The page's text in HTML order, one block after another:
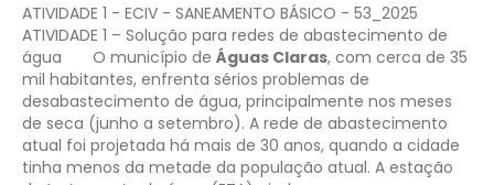
ATIVIDADE 1 - ECIV - SANEAMENTO BÁSICO - 53_2025
ATIVIDADE 1 – Solução para redes de abastecimento de
água
O município de Águas Claras, com cerca de 35
mil habitantes, enfrenta sérios problemas de
desabastecimento de água, principalmente nos meses
de seca (junho a setembro). A rede de abastecimento
atual foi projetada há mais de 30 anos, quando a cidade
tinha menos da metade da população atual. A estação